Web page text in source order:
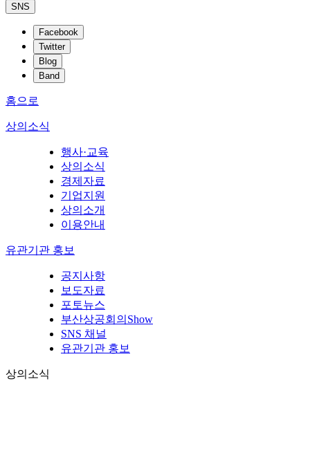
SNS
Facebook
Twitter
Blog
Band
홈으로
상의소식
행사·교육
상의소식
경제자료
기업지원
상의소개
이용안내
유관기관 홍보
공지사항
보도자료
포토뉴스
부산상공회의Show
SNS 채널
유관기관 홍보
상의소식